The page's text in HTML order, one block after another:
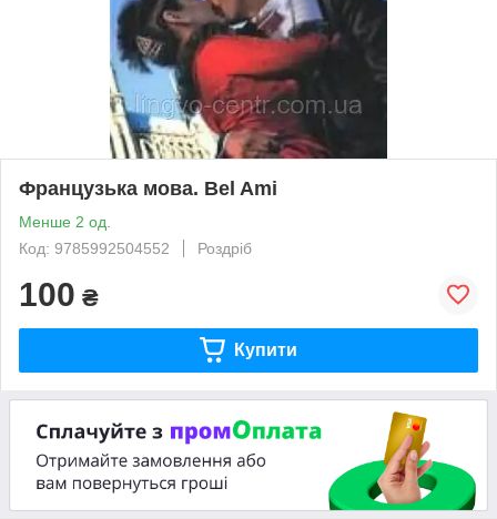
Французька мова. Bel Ami
Менше 2 од.
Код: 9785992504552
Роздріб
100 ₴
Купити